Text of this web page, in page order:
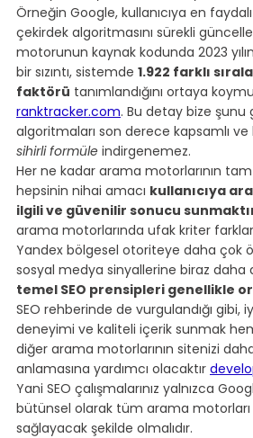
Örneğin Google, kullanıcıya en
çekirdek algoritmasını sürekli
motorunun kaynak kodunda 2023
bir sızıntı, sistemde 1.922 farklı
faktörü tanımlandığını ortaya
ranktracker.com. Bu detay bize şunu
algoritmaları son derece kapsamlı ve
sihirli formüle indirgenemez.
Her ne kadar arama motorlarının
hepsinin nihai amacı kullanıcıya
ilgili ve güvenilir sonucu
arama motorlarında ufak kriter
Yandex bölgesel otoriteye daha çok
sosyal medya sinyallerine biraz daha
temel SEO prensipleri genellikle
SEO rehberinde de vurgulandığı gibi,
deneyimi ve kaliteli içerik sunmak
diğer arama motorlarının sitenizi
anlamasına yardımcı olacaktır
Yani SEO çalışmalarınız yalnızca
bütünsel olarak tüm arama
sağlayacak şekilde olmalıdır.